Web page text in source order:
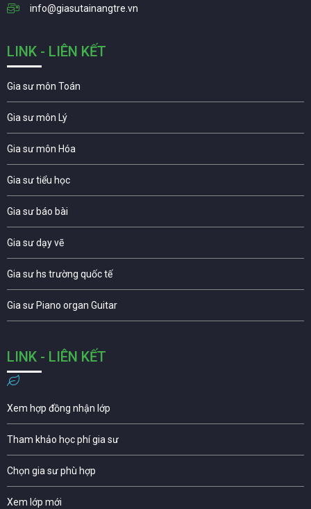
info@giasutainangtre.vn
LINK - LIÊN KẾT
Gia sư môn Toán
Gia sư môn Lý
Gia sư môn Hóa
Gia sư tiểu học
Gia sư báo bài
Gia sư dạy vẽ
Gia sư hs trường quốc tế
Gia sư Piano organ Guitar
LINK - LIÊN KẾT
Xem hợp đồng nhận lớp
Tham khảo học phí gia sư
Chọn gia sư phù hợp
Xem lớp mới